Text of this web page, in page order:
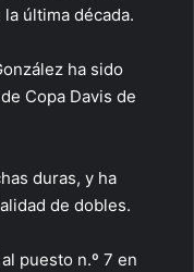
última década.
ha sido
Copa Davis de
duras, y ha
de dobles.
puesto n.º 7 en